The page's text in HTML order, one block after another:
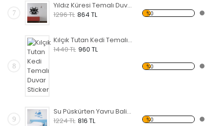
7
Yıldız Küresi Temalı Duvar Sticker
1296 TL 864 TL %0
8
Kılçık Tutan Kedi Temalı Duvar Sticker
1440 TL 960 TL
%0
9
Su Püskürten Yavru Balina Temalı Duvar Sticker
1224 TL 816 TL %0